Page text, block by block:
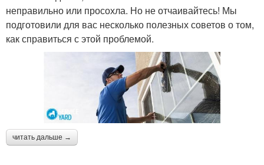
неправильно или просохла. Но не отчаивайтесь! Мы
подготовили для вас несколько полезных советов о том,
как справиться с этой проблемой.
читать дальше →